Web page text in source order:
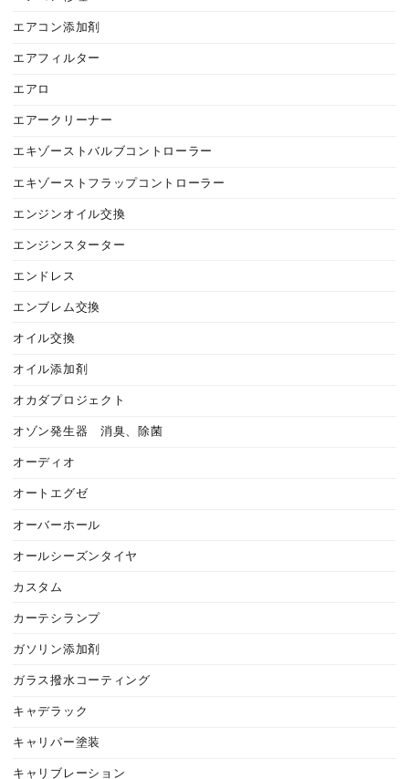
エアコン添加剤
エアフィルター
エアロ
エアークリーナー
エキゾーストバルブコントローラー
エキゾーストフラップコントローラー
エンジンオイル交換
エンジンスターター
エンドレス
エンブレム交換
オイル交換
オイル添加剤
オカダプロジェクト
オゾン発生器 消臭、除菌
オーディオ
オートエグゼ
オーバーホール
オールシーズンタイヤ
カスタム
カーテシランプ
ガソリン添加剤
ガラス撥水コーティング
キャデラック
キャリパー塗装
キャリブレーション